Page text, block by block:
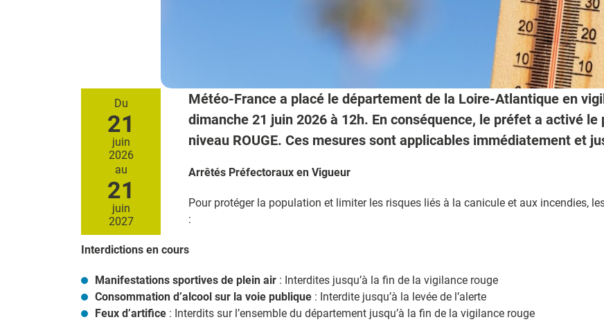
Du
21
juin
2026
au
21
juin
2027
Météo-France a placé le département de la Loire-Atlantique en
dimanche 21 juin 2026 à 12h. En conséquence, le préfet a activé le
niveau ROUGE. Ces mesures sont applicables immédiatement et
Arrêtés Préfectoraux en Vigueur
Pour protéger la population et limiter les risques liés à la canicule et aux incendies,
:
Interdictions en cours
Manifestations sportives de plein air : Interdites jusqu’à la fin de la vigilance rouge
Consommation d’alcool sur la voie publique : Interdite jusqu’à la levée de l’alerte
Feux d’artifice : Interdits sur l’ensemble du département jusqu’à la fin de la vigilance rouge